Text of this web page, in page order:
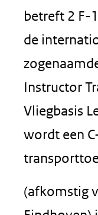
betreft 2 F-
de
Instructor
Vliegbasis
wordt een
(afkomstig